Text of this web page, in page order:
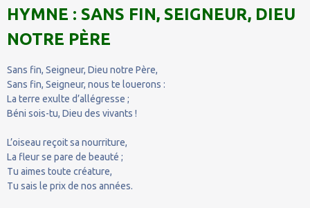
HYMNE : SANS FIN, SEIGNEUR, DIEU
NOTRE PÈRE
Sans fin, Seigneur, Dieu notre Père,
Sans fin, Seigneur, nous te louerons :
La terre exulte d’allégresse ;
Béni sois-tu, Dieu des vivants !
L’oiseau reçoit sa nourriture,
La fleur se pare de beauté ;
Tu aimes toute créature,
Tu sais le prix de nos années.